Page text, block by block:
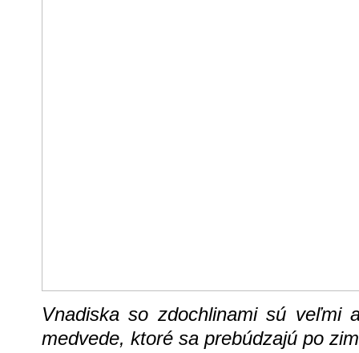
Vnadiska so zdochlinami sú veľmi
medvede, ktoré sa prebúdzajú po